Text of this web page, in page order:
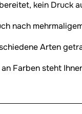
kein Druck
nach
Arten
Farben steht